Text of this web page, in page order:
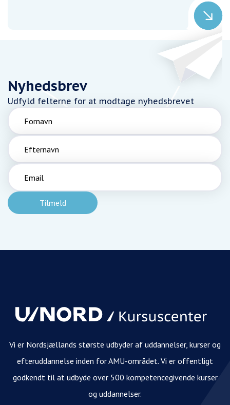
Nyhedsbrev
Udfyld felterne for at modtage nyhedsbrevet
Fornavn
Efternavn
Email
Vi er Nordsjællands største udbyder af uddannelser, kurser og
efteruddannelse inden for AMU-området. Vi er offentligt
godkendt til at udbyde over 500 kompetencegivende kurser
og uddannelser.